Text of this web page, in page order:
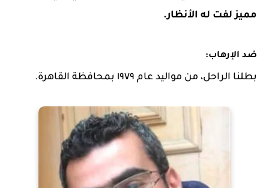
مميز لفت له الأنظار.
ضد الإرهاب:
بطلنا الراحل، من مواليد عام ١٩٧٩ بمحافظة القاهرة.